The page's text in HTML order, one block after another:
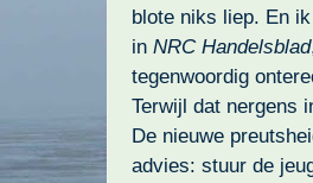
blote niks liep. En
in NRC Handelsblad
tegenwoordig
Terwijl dat nergens
De nieuwe
advies: stuur de